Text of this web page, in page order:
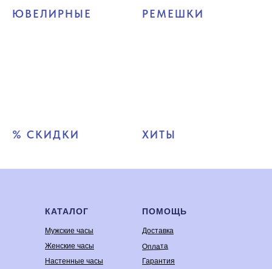
ЮВЕЛИРНЫЕ РЕМЕШКИ
% СКИДКИ ХИТЫ
КАТАЛОГ
Мужские часы
Женские часы
Настенные часы
ПОМОЩЬ
Доставка
Оплата
Гарантия